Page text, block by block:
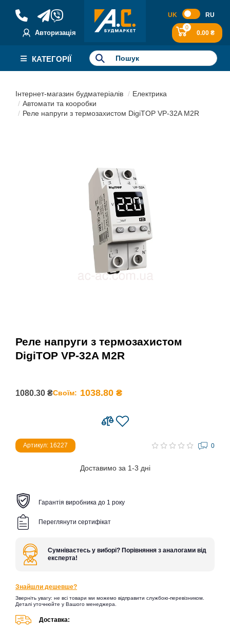
Авторизація
UK RU
0
0.00 ₴
КАТЕГОРІЇ
Інтернет-магазин будматеріалів
Електрика
Автомати та кооробки
Реле напруги з термозахистом DigiTOP VP-32A M2R
Реле напруги з термозахистом
DigiTOP VP-32A M2R
1080.30 ₴Своїм: 1038.80 ₴
Артикул: 16227 0
Доставимо за 1-3 дні
Гарантія виробника до 1 року
Переглянути сертифікат
Сумніваєтесь у виборі? Порівняння з аналогами від
експерта!
Знайшли дешевше?
Зверніть увагу: не всі товари ми можемо відправити службою-перевізником.
Деталі уточнюйте у Вашого менеджера.
Доставка: